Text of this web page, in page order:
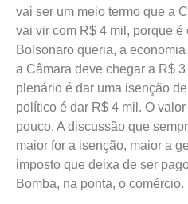
vai ser um meio termo que a
vai vir com R$ 4 mil, porque é
Bolsonaro queria, a
a Câmara deve chegar a R$
plenário é dar uma isenção
político é dar R$ 4 mil. O
pouco. A discussão que
maior for a isenção, maior a
imposto que deixa de ser
Bomba, na ponta, o comércio.